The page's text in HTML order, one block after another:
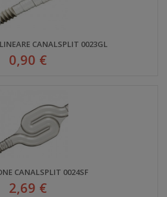
CANALSPLIT 0023GL
0,90 €
CANALSPLIT 0024SF
2,69 €